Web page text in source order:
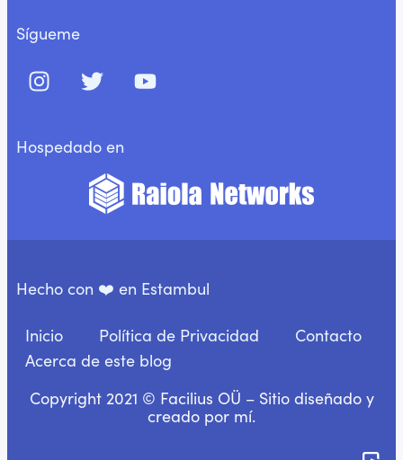
Sígueme
Hospedado en
Hecho con ❤️ en Estambul
Inicio Política de Privacidad
Contacto
Acerca de este blog
Copyright 2021 © Facilius OÜ – Sitio diseñado y
creado por mí.